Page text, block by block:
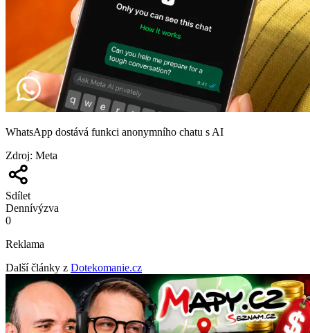
WhatsApp dostává funkci anonymního chatu s AI
Zdroj: Meta
Sdílet
Dennívýzva
0
Reklama
Další články z Dotekomanie.cz